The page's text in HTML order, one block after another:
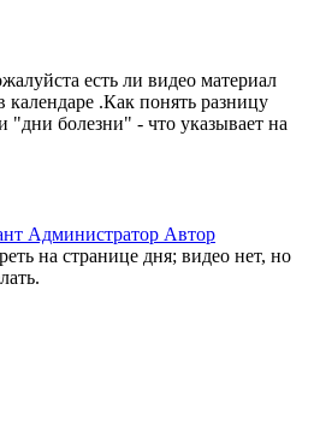
есть ли видео материал
календаре .Как понять разницу
"дни болезни" - что указывает на
Администратор Автор
на странице дня; видео нет, но